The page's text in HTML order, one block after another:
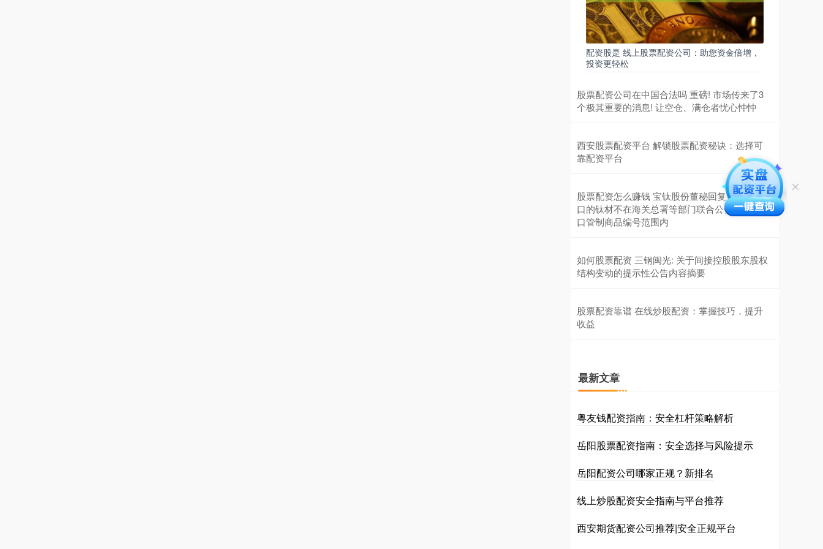
配资股是 线上股票配资公司：助您资金倍增，
投资更轻松
股票配资公司在中国合法吗 重磅! 市场传来了3
个极其重要的消息! 让空仓、满仓者忧心忡忡
西安股票配资平台 解锁股票配资秘诀：选择可
靠配资平台
股票配资怎么赚钱 宝钛股份董秘回复： 公司出
口的钛材不在海关总署等部门联合公告的实施出
口管制商品编号范围内
如何股票配资 三钢闽光: 关于间接控股股东股权
结构变动的提示性公告内容摘要
股票配资靠谱 在线炒股配资：掌握技巧，提升
收益
最新文章
粤友钱配资指南：安全杠杆策略解析
岳阳股票配资指南：安全选择与风险提示
岳阳配资公司哪家正规？新排名
线上炒股配资安全指南与平台推荐
西安期货配资公司推荐|安全正规平台